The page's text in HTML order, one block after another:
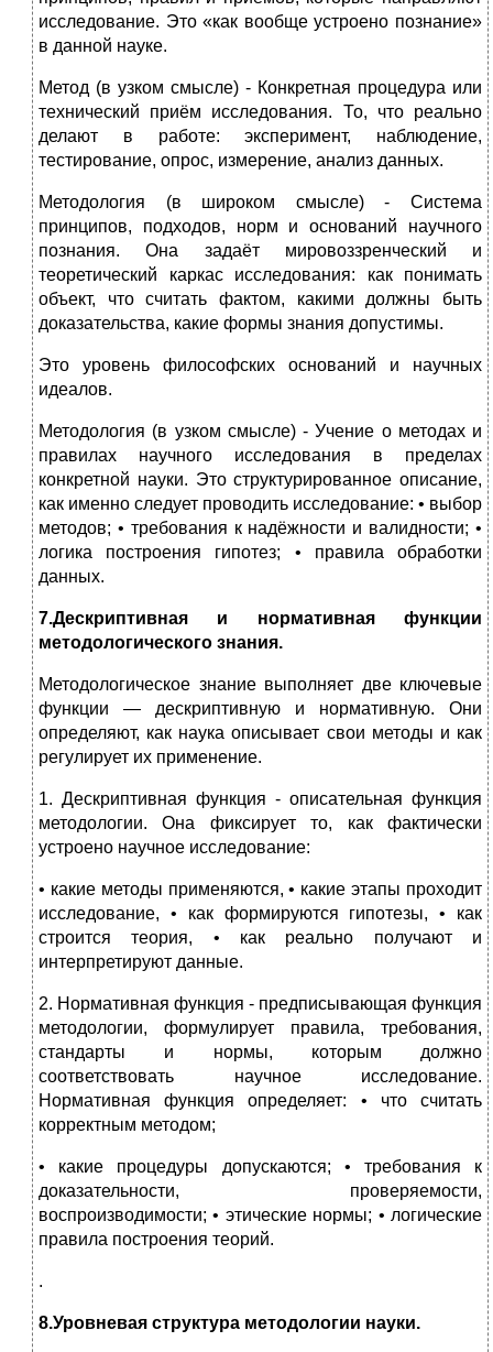
исследование. Это «как вообще устроено познание»
в данной науке.
Метод (в узком смысле) - Конкретная процедура или
технический приём исследования. То, что реально
делают в работе: эксперимент, наблюдение,
тестирование, опрос, измерение, анализ данных.
Методология (в широком смысле) - Система
принципов, подходов, норм и оснований научного
познания. Она задаёт мировоззренческий и
теоретический каркас исследования: как понимать
объект, что считать фактом, какими должны быть
доказательства, какие формы знания допустимы.
Это уровень философских оснований и научных
идеалов.
Методология (в узком смысле) - Учение о методах и
правилах научного исследования в пределах
конкретной науки. Это структурированное описание,
как именно следует проводить исследование: • выбор
методов; • требования к надёжности и валидности; •
логика построения гипотез; • правила обработки
данных.
7.Дескриптивная и нормативная функции
методологического знания.
Методологическое знание выполняет две ключевые
функции — дескриптивную и нормативную. Они
определяют, как наука описывает свои методы и как
регулирует их применение.
1. Дескриптивная функция - описательная функция
методологии. Она фиксирует то, как фактически
устроено научное исследование:
• какие методы применяются, • какие этапы проходит
исследование, • как формируются гипотезы, • как
строится теория, • как реально получают и
интерпретируют данные.
2. Нормативная функция - предписывающая функция
методологии, формулирует правила, требования,
стандарты и нормы, которым должно
соответствовать научное исследование.
Нормативная функция определяет: • что считать
корректным методом;
• какие процедуры допускаются; • требования к
доказательности, проверяемости,
воспроизводимости; • этические нормы; • логические
правила построения теорий.
.
8.Уровневая структура методологии науки.